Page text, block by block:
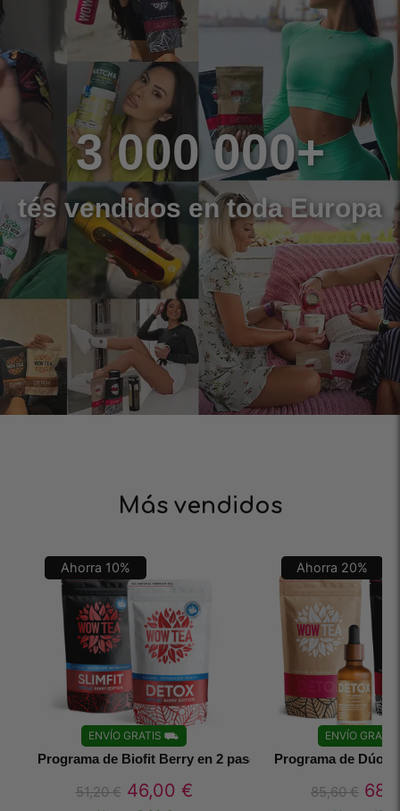
3 000 000+
tés vendidos en toda Europa
Más vendidos
Ahorra 10%
ENVÍO GRATIS ⛟
Programa de Biofit Berry en 2 pasos
51,20€ 46,00 €
Ahorra 20%
ENVÍO GRATIS
Programa de Dúo
85,60€